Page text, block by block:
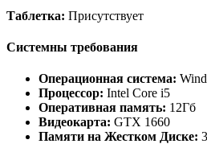
Таблетка: Присутствует
Системны требования
Операционная система:
Процессор: Intel Core i5
Оперативная память: 12Гб
Видеокарта: GTX 1660
Памяти на Жестком Диске: